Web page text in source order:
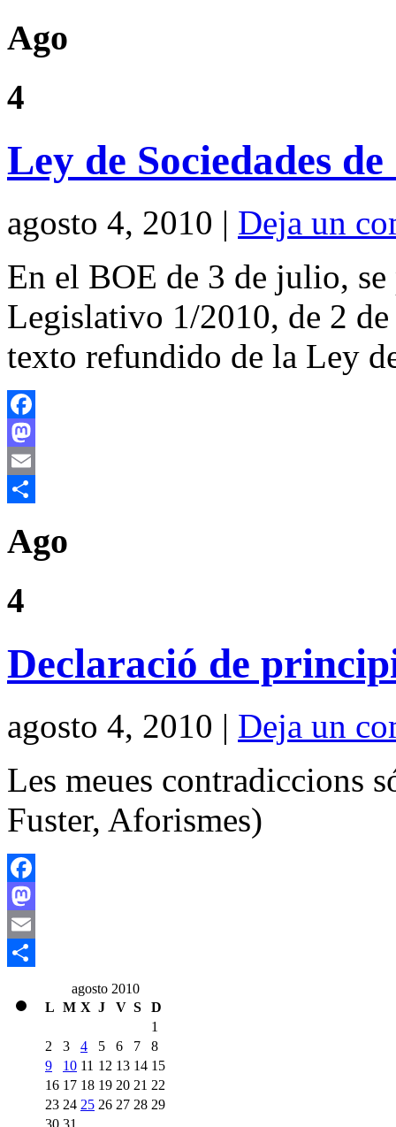
Ago
4
Ley de Sociedades
agosto 4, 2010 | Deja un
En el BOE de 3 de julio,
Legislativo 1/2010, de 2
texto refundido de la Ley
Facebook
Mastodon
Email
Ago
4
Declaració de
agosto 4, 2010 | Deja un
Les meues contradiccions
Fuster, Aforismes)
Facebook
Mastodon
Email
agosto 2010
L M X J V S
D
1
2
3 4 5 6 7
8
9
10 11 12 13 14 15
16 17 18 19 20 21 22
23 24 25 26 27 28 29
30 31